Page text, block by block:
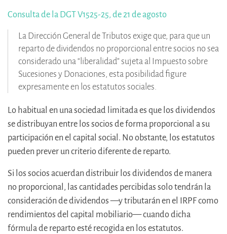
Consulta de la DGT V1525-25, de 21 de agosto
La Dirección General de Tributos exige que, para que un
reparto de dividendos no proporcional entre socios no sea
considerado una “liberalidad” sujeta al Impuesto sobre
Sucesiones y Donaciones, esta posibilidad figure
expresamente en los estatutos sociales.
Lo habitual en una sociedad limitada es que los dividendos
se distribuyan entre los socios de forma proporcional a su
participación en el capital social. No obstante, los estatutos
pueden prever un criterio diferente de reparto.
Si los socios acuerdan distribuir los dividendos de manera
no proporcional, las cantidades percibidas solo tendrán la
consideración de dividendos —y tributarán en el IRPF como
rendimientos del capital mobiliario— cuando dicha
fórmula de reparto esté recogida en los estatutos.